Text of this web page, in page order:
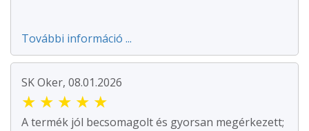
További információ ...
SK Oker, 08.01.2026
★ ★ ★ ★ ★
A termék jól becsomagolt és gyorsan megérkezett;